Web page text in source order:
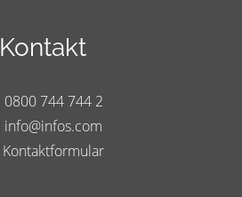
Kontakt
0800 744 744 2
info@infos.com
Kontaktformular